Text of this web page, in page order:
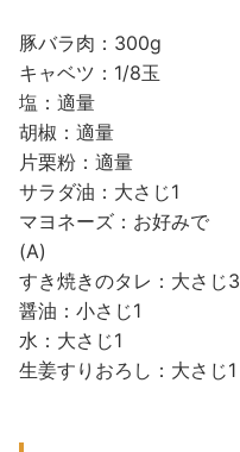
豚バラ肉：300g
キャベツ：1/8玉
塩：適量
胡椒：適量
片栗粉：適量
サラダ油：大さじ1
マヨネーズ：お好みで
(A)
すき焼きのタレ：大さじ3
醤油：小さじ1
水：大さじ1
生姜すりおろし：大さじ1